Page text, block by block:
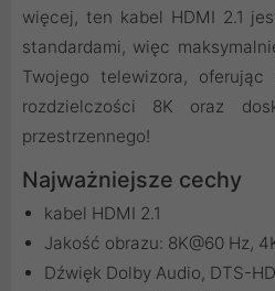
więcej, ten kabel HDMI 2.1
standardami, więc
Twojego telewizora,
rozdzielczości 8K oraz
przestrzennego!
Najważniejsze cechy
kabel HDMI 2.1
Jakość obrazu: 8K@60 Hz,
Dźwięk Dolby Audio, DTS-HD